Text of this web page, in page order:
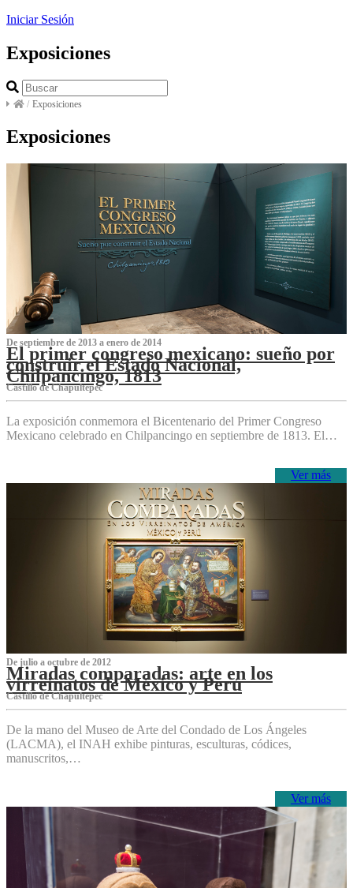
Iniciar Sesión
Exposiciones
/ Exposiciones
Exposiciones
De septiembre de 2013 a enero de 2014
El primer congreso mexicano: sueño por
construir el Estado Nacional,
Chilpancingo, 1813
Castillo de Chapultepec
La exposición conmemora el Bicentenario del Primer Congreso
Mexicano celebrado en Chilpancingo en septiembre de 1813. El…
Ver más
De julio a octubre de 2012
Miradas comparadas: arte en los
virreinatos de México y Perú
Castillo de Chapultepec
De la mano del Museo de Arte del Condado de Los Ángeles
(LACMA), el INAH exhibe pinturas, esculturas, códices,
manuscritos,…
Ver más